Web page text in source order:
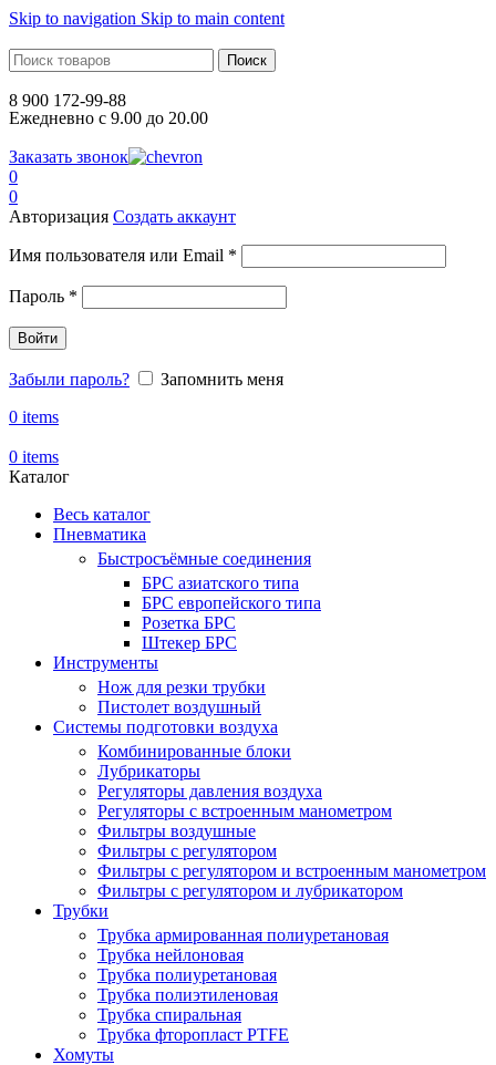
Skip to navigation Skip to main content
Поиск
8 900 172-99-88
Ежедневно с 9.00 до 20.00
Заказать звонок
0
0
Авторизация Создать аккаунт
Имя пользователя или Email *
Пароль *
Войти
Забыли пароль?
Запомнить меня
0 items
0 items
Каталог
Весь каталог
Пневматика
Быстросъёмные соединения
БРС азиатского типа
БРС европейского типа
Розетка БРС
Штекер БРС
Инструменты
Нож для резки трубки
Пистолет воздушный
Системы подготовки воздуха
Комбинированные блоки
Лубрикаторы
Регуляторы давления воздуха
Регуляторы с встроенным манометром
Фильтры воздушные
Фильтры с регулятором
Фильтры с регулятором и встроенным манометром
Фильтры с регулятором и лубрикатором
Трубки
Трубка армированная полиуретановая
Трубка нейлоновая
Трубка полиуретановая
Трубка полиэтиленовая
Трубка спиральная
Трубка фторопласт PTFE
Хомуты